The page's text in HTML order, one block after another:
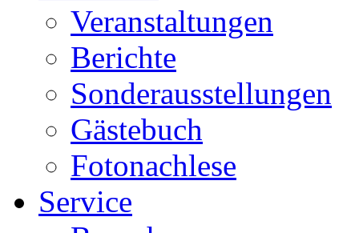
Veranstaltungen
Berichte
Sonderausstellungen
Gästebuch
Fotonachlese
Service